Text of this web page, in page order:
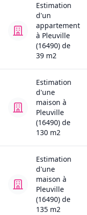
Estimation
d'un
appartement
à Pleuville
(16490) de
39 m2
Estimation
d'une
maison à
Pleuville
(16490) de
130 m2
Estimation
d'une
maison à
Pleuville
(16490) de
135 m2